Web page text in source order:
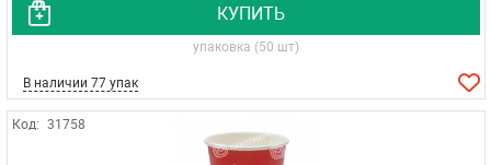
КУПИТЬ
упаковка (50 шт)
В наличии 77 упак
Код: 31758